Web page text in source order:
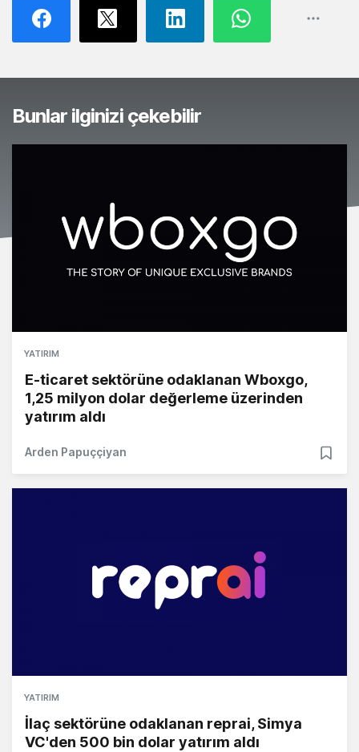
Bunlar ilginizi çekebilir
YATIRIM
E-ticaret sektörüne odaklanan Wboxgo,
1,25 milyon dolar değerleme üzerinden
yatırım aldı
Arden Papuççiyan
YATIRIM
İlaç sektörüne odaklanan reprai, Simya
VC'den 500 bin dolar yatırım aldı